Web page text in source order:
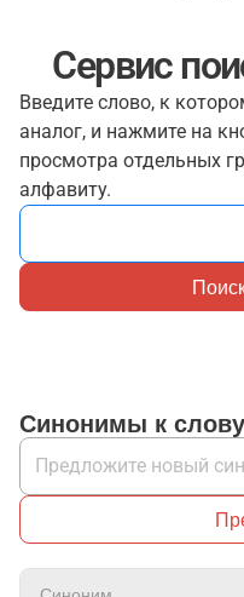
Сервис
Введите слово, к
аналог, и нажмите на
просмотра отдельных
алфавиту.
Синонимы к